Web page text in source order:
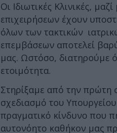
Οι Ιδιωτικές Κλινικές,
επιχειρήσεων έχουν
όλων των τακτικών
επεμβάσεων αποτελεί
μας. Ωστόσο, διατηρούμε
ετοιμότητα.
Στηρίξαμε από την πρώτη
σχεδιασμό του
πραγματικό κίνδυνο που
αυτονόητο καθήκον μας